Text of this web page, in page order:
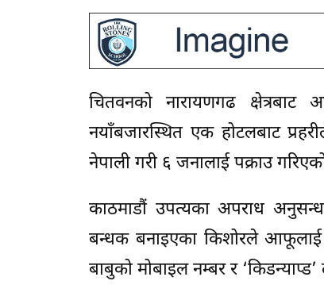
चितवनको नारायणगढ
नयाँबजारस्थित एक होटलबाट
नेपाली गरी ६ जनालाई पक्राउ
काठमाडौं उपत्यका अपराध
बन्धक बनाइएका किशोरले आफूलाई
बाबुको मोबाइल नम्बर र